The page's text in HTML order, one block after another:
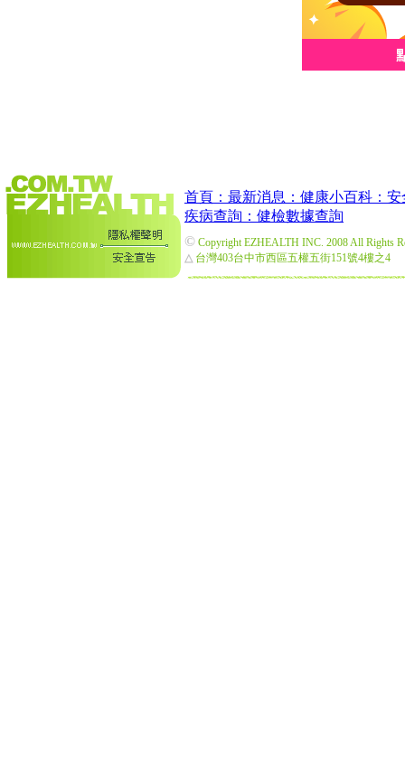
首頁： 最新消息： 健康小百科： 安
疾病查詢： 健檢數據查詢
© Copyright EZHEALTH INC. 2008 All Rights
△ 台灣403台中市西區五權五街151號4樓之4